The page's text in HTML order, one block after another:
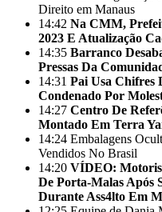
Direito em Manaus
14:42 Na CMM,
2023 E Atualização
14:35 Barranco
Pressas Da
14:31 Pai Usa Chifres
Condenado Por
14:27 Centro De
Montado Em Terra
14:24 Embalagens
Vendidos No Brasil
14:20 VÍDEO:
De Porta-Malas Após
Durante Ass4lto Em